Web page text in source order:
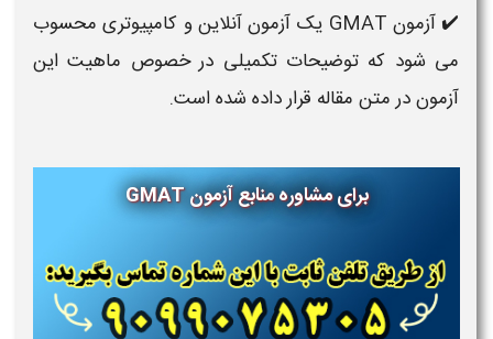
✔️ آزمون GMAT یک آزمون آنلاین و کامپیوتری محسوب
می شود که توضیحات تکمیلی در خصوص ماهیت این
آزمون در متن مقاله قرار داده شده است.
برای مشاورهمنابع آزمونGMAT